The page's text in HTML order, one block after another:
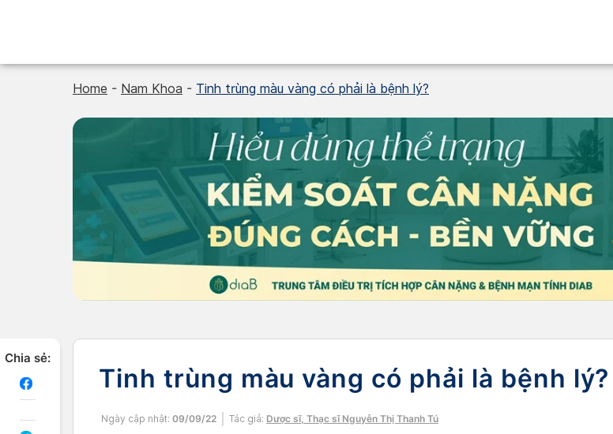
Home - Nam Khoa - Tinh trùng màu vàng có phải là bệnh lý?
Chia sẻ:
Tinh trùng màu vàng có phải là bệnh lý?
Ngày cập nhật: 09/09/22 Tác giả: Dược sĩ, Thạc sĩ Nguyễn Thị Thanh Tú